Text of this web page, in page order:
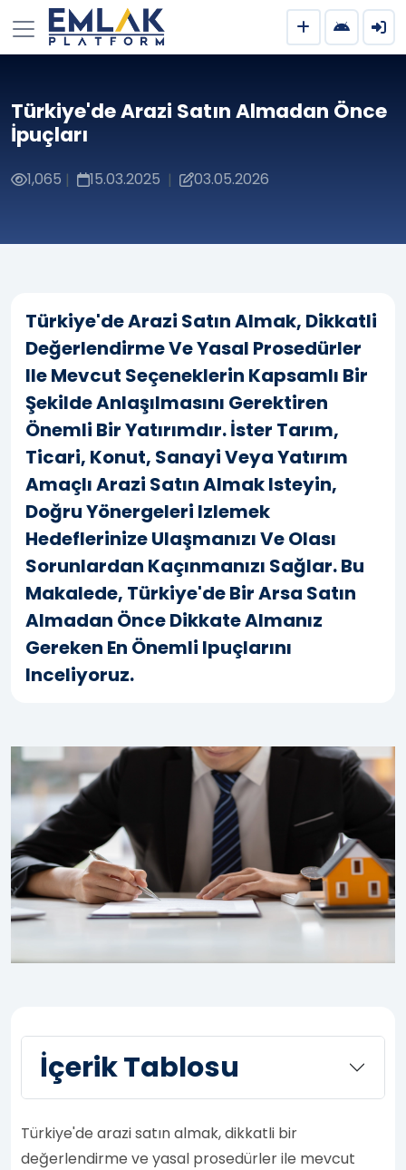
Türkiye'de Arazi Satın Almadan Önce
İpuçları
1,065 | 15.03.2025 | 03.05.2026
Türkiye'de Arazi Satın Almak, Dikkatli
Değerlendirme Ve Yasal Prosedürler
Ile Mevcut Seçeneklerin Kapsamlı Bir
Şekilde Anlaşılmasını Gerektiren
Önemli Bir Yatırımdır. İster Tarım,
Ticari, Konut, Sanayi Veya Yatırım
Amaçlı Arazi Satın Almak Isteyin,
Doğru Yönergeleri Izlemek
Hedeflerinize Ulaşmanızı Ve Olası
Sorunlardan Kaçınmanızı Sağlar. Bu
Makalede, Türkiye'de Bir Arsa Satın
Almadan Önce Dikkate Almanız
Gereken En Önemli Ipuçlarını
Inceliyoruz.
İçerik Tablosu
Türkiye'de arazi satın almak, dikkatli bir
değerlendirme ve yasal prosedürler ile mevcut